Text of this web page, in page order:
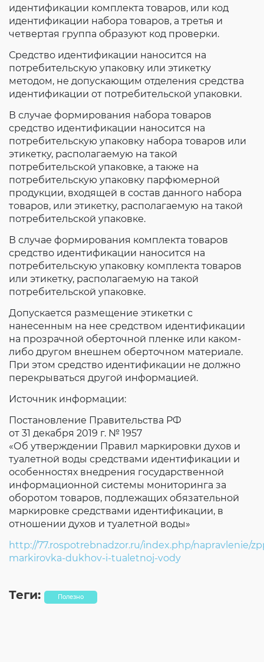
идентификации комплекта товаров, или код
идентификации набора товаров, а третья и
четвертая группа образуют код проверки.
Средство идентификации наносится на
потребительскую упаковку или этикетку
методом, не допускающим отделения средства
идентификации от потребительской упаковки.
В случае формирования набора товаров
средство идентификации наносится на
потребительскую упаковку набора товаров или
этикетку, располагаемую на такой
потребительской упаковке, а также на
потребительскую упаковку парфюмерной
продукции, входящей в состав данного набора
товаров, или этикетку, располагаемую на такой
потребительской упаковке.
В случае формирования комплекта товаров
средство идентификации наносится на
потребительскую упаковку комплекта товаров
или этикетку, располагаемую на такой
потребительской упаковке.
Допускается размещение этикетки с
нанесенным на нее средством идентификации
на прозрачной оберточной пленке или каком-
либо другом внешнем оберточном материале.
При этом средство идентификации не должно
перекрываться другой информацией.
Источник информации:
Постановление Правительства РФ
от 31 декабря 2019 г. № 1957
«Об утверждении Правил маркировки духов и
туалетной воды средствами идентификации и
особенностях внедрения государственной
информационной системы мониторинга за
оборотом товаров, подлежащих обязательной
маркировке средствами идентификации, в
отношении духов и туалетной воды»
http://77.rospotrebnadzor.ru/index.php/napravlenie/
markirovka-dukhov-i-tualetnoj-vody
Теги: Полезно